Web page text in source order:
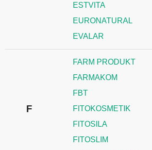
ESTVITA
EURONATURAL
EVALAR
F
FARM PRODUKT
FARMAKOM
FBT
FITOKOSMETIK
FITOSILA
FITOSLIM